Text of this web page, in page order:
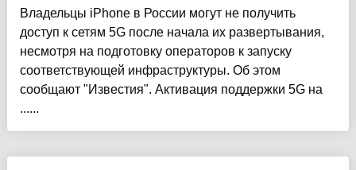
Владельцы iPhone в России могут не получить
доступ к сетям 5G после начала их развертывания,
несмотря на подготовку операторов к запуску
соответствующей инфраструктуры. Об этом
сообщают "Известия". Активация поддержки 5G на
......